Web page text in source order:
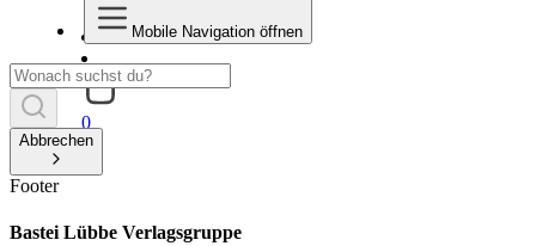
0
Mobile Navigation öffnen
Abbrechen
Footer
Bastei Lübbe Verlagsgruppe